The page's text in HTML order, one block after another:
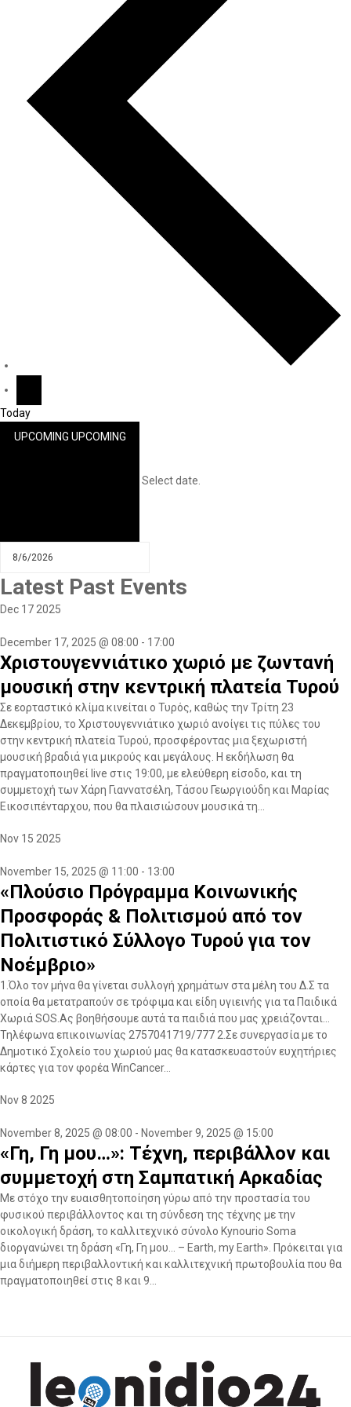
Today
UPCOMING UPCOMING
Select date.
Latest Past Events
Dec 172025
December 17, 2025 @ 08:00 - 17:00
Χριστουγεννιάτικο χωριό με ζωντανή
μουσική στην κεντρική πλατεία Τυρού
Σε εορταστικό κλίμα κινείται ο Τυρός, καθώς την Τρίτη 23
Δεκεμβρίου, το Χριστουγεννιάτικο χωριό ανοίγει τις πύλες του
στην κεντρική πλατεία Τυρού, προσφέροντας μια ξεχωριστή
μουσική βραδιά για μικρούς και μεγάλους. Η εκδήλωση θα
πραγματοποιηθεί live στις 19:00, με ελεύθερη είσοδο, και τη
συμμετοχή των Χάρη Γιαννατσέλη, Τάσου Γεωργιούδη και Μαρίας
Εικοσιπένταρχου, που θα πλαισιώσουν μουσικά τη...
Nov 15 2025
November 15, 2025 @ 11:00 - 13:00
«Πλούσιο Πρόγραμμα Κοινωνικής
Προσφοράς & Πολιτισμού από τον
Πολιτιστικό Σύλλογο Τυρού για τον
Νοέμβριο»
1.Όλο τον μήνα θα γίνεται συλλογή χρημάτων στα μέλη του Δ.Σ τα
οποία θα μετατραπούν σε τρόφιμα και είδη υγιεινής για τα Παιδικά
Χωριά SOS.Ας βοηθήσουμε αυτά τα παιδιά που μας χρειάζονται…
Τηλέφωνα επικοινωνίας 2757041719/777 2.Σε συνεργασία με το
Δημοτικό Σχολείο του χωριού μας θα κατασκευαστούν ευχητήριες
κάρτες για τον φορέα WinCancer...
Nov8 2025
November 8, 2025 @ 08:00 - November 9, 2025 @ 15:00
«Γη, Γη μου…»: Τέχνη, περιβάλλον και
συμμετοχή στη Σαμπατική Αρκαδίας
Με στόχο την ευαισθητοποίηση γύρω από την προστασία του
φυσικού περιβάλλοντος και τη σύνδεση της τέχνης με την
οικολογική δράση, το καλλιτεχνικό σύνολο Kynourio Soma
διοργανώνει τη δράση «Γη, Γη μου… – Earth, my Earth». Πρόκειται για
μια διήμερη περιβαλλοντική και καλλιτεχνική πρωτοβουλία που θα
πραγματοποιηθεί στις 8 και 9...